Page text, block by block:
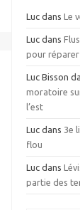
Luc dansLe
Luc dans
pour réparer
Luc Bisson
moratoire
l’est
Luc dans 3e
flou
Luc dans
partie des